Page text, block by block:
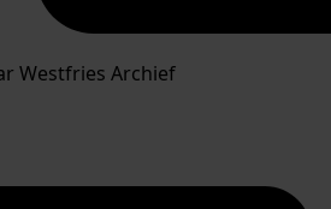
Westfries Archief